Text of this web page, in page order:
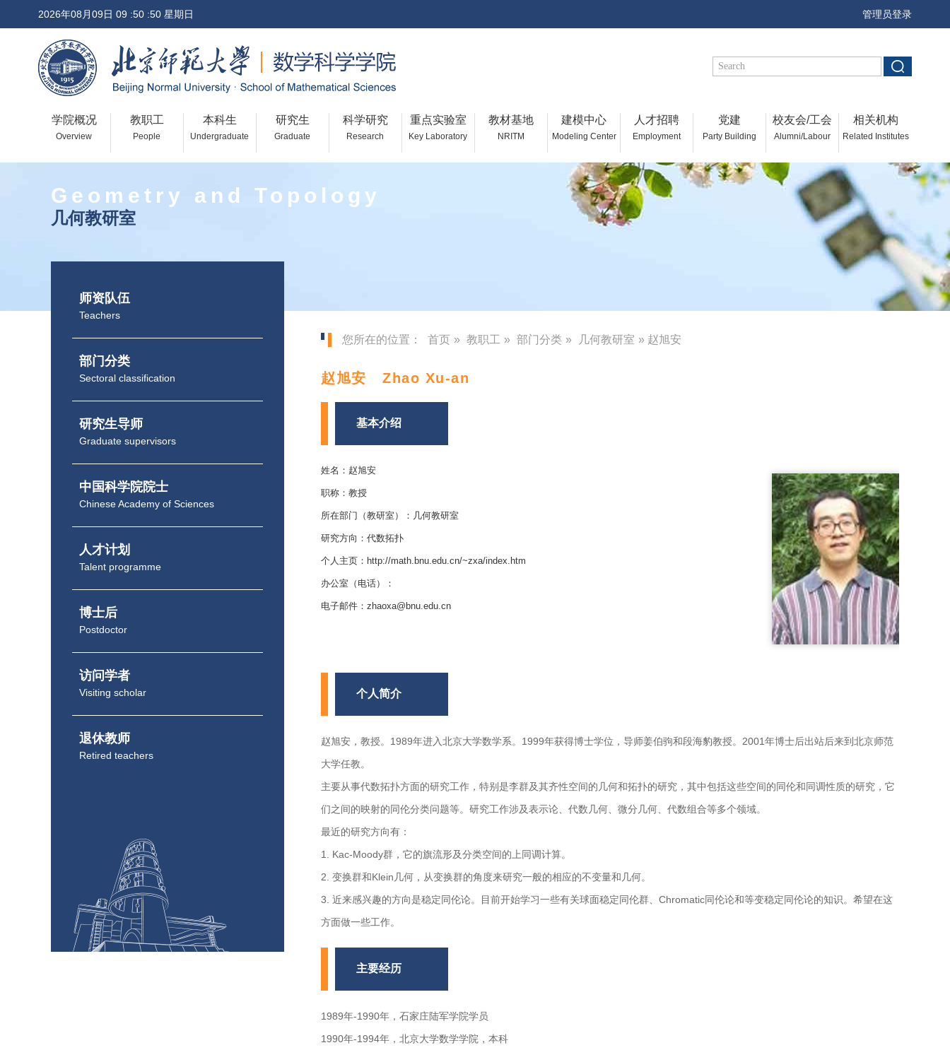
2026年08月09日 09 :50 :50 星期日 管理员登录
学院概况
Overview
教职工
People
本科生
Undergraduate
研究生
Graduate
科学研究
Research
重点实验室
Key Laboratory
教材基地
NRITM
建模中心
Modeling Center
人才招聘
Employment
党建
Party Building
校友会/工会
Alumni/Labour
相关机构
Related Institutes
Geometry and Topology
几何教研室
师资队伍
Teachers
部门分类
Sectoral classification
研究生导师
Graduate supervisors
中国科学院院士
Chinese Academy of Sciences
人才计划
Talent programme
博士后
Postdoctor
访问学者
Visiting scholar
退休教师
Retired teachers
您所在的位置： 首页 » 教职工 » 部门分类 » 几何教研室 » 赵旭安
赵旭安 Zhao Xu-an
基本介绍
姓名：赵旭安
职称：教授
所在部门（教研室）：几何教研室
研究方向：代数拓扑
个人主页：http://math.bnu.edu.cn/~zxa/index.htm
办公室（电话）：
电子邮件：zhaoxa@bnu.edu.cn
个人简介
赵旭安，教授。1989年进入北京大学数学系。1999年获得博士学位，导师姜伯驹和段海豹教授。2001年博士后出站后来到北京师范
大学任教。
主要从事代数拓扑方面的研究工作，特别是李群及其齐性空间的几何和拓扑的研究，其中包括这些空间的同伦和同调性质的研究，它
们之间的映射的同伦分类问题等。研究工作涉及表示论、代数几何、微分几何、代数组合等多个领域。
最近的研究方向有：
1. Kac-Moody群，它的旗流形及分类空间的上同调计算。
2. 变换群和Klein几何，从变换群的角度来研究一般的相应的不变量和几何。
3. 近来感兴趣的方向是稳定同伦论。目前开始学习一些有关球面稳定同伦群、Chromatic同伦论和等变稳定同伦论的知识。希望在这
方面做一些工作。
主要经历
1989年-1990年，石家庄陆军学院学员
1990年-1994年，北京大学数学学院，本科